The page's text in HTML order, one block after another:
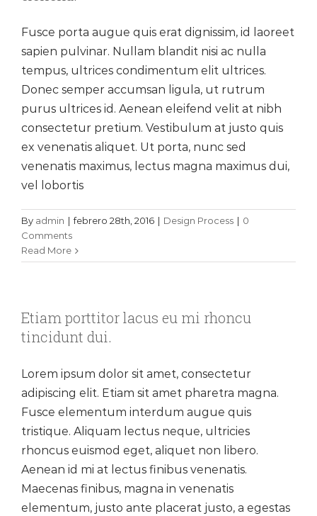
Fusce porta augue quis erat dignissim, id laoreet
sapien pulvinar. Nullam blandit nisi ac nulla
tempus, ultrices condimentum elit ultrices.
Donec semper accumsan ligula, ut rutrum
purus ultrices id. Aenean eleifend velit at nibh
consectetur pretium. Vestibulum at justo quis
ex venenatis aliquet. Ut porta, nunc sed
venenatis maximus, lectus magna maximus dui,
vel lobortis
By admin | febrero 28th, 2016 | Design Process | 0
Comments
Read More
Etiam porttitor lacus eu mi rhoncu
tincidunt dui.
Lorem ipsum dolor sit amet, consectetur
adipiscing elit. Etiam sit amet pharetra magna.
Fusce elementum interdum augue quis
tristique. Aliquam lectus neque, ultricies
rhoncus euismod eget, aliquet non libero.
Aenean id mi at lectus finibus venenatis.
Maecenas finibus, magna in venenatis
elementum, justo ante placerat justo, a egestas